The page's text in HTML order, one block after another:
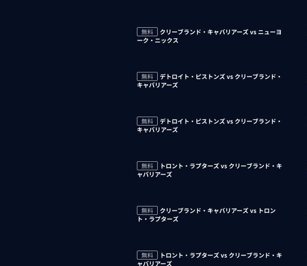
無料
クリーブランド・キャバリアーズ vs ニューヨ
ーク・ニックス
無料
デトロイト・ピストンズ vs クリーブランド・
キャバリアーズ
無料
デトロイト・ピストンズ vs クリーブランド・
キャバリアーズ
無料
トロント・ラプターズ vs クリーブランド・キ
ャバリアーズ
無料
クリーブランド・キャバリアーズ vs トロン
ト・ラプターズ
無料
トロント・ラプターズ vs クリーブランド・キ
ャバリアーズ